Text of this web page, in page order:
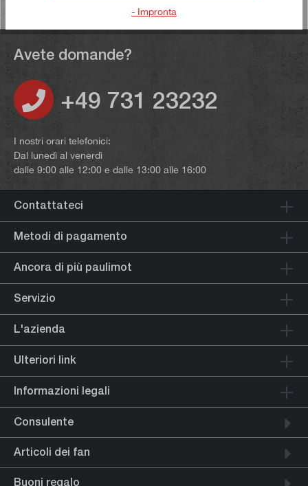
Avete domande?
+49 731 23232
I nostri orari telefonici:
Dal lunedì al venerdì
dalle 9:00 alle 12:00 e dalle 13:00 alle 16:00
Contattateci
Metodi di pagamento
Ancora di più paulimot
Servizio
L'azienda
Ulteriori link
Informazioni legali
Consulente
Articoli dei fan
Buoni regalo
- Impronta